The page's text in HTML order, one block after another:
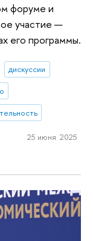
форуме и
участие —
его программы.
дискуссии
25 июня 2025